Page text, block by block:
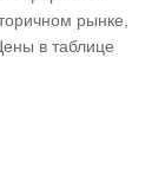
рынке,
в таблице